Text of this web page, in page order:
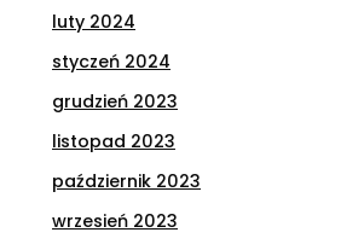
luty 2024
styczeń 2024
grudzień 2023
listopad 2023
październik 2023
wrzesień 2023